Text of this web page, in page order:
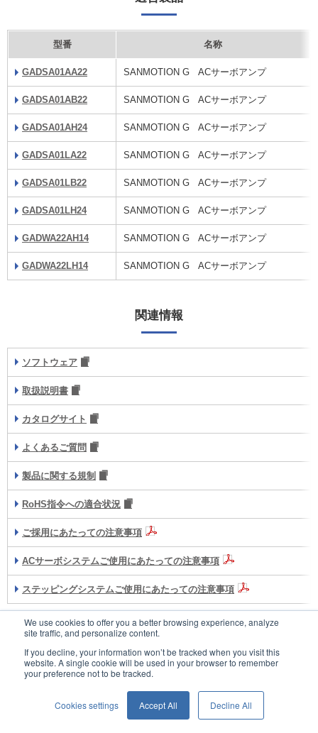
We use cookies to offer you a better browsing experience, analyze
site traffic, and personalize content.
If you decline, your information won’t be tracked when you visit this
website. A single cookie will be used in your browser to remember
your preference not to be tracked.
Cookies settings Accept All Decline All
型番 名称
GADSA01AA22 SANMOTION G ACサーボアンプ
GADSA01AB22 SANMOTION G ACサーボアンプ
GADSA01AH24 SANMOTION G ACサーボアンプ
GADSA01LA22 SANMOTION G ACサーボアンプ
GADSA01LB22 SANMOTION G ACサーボアンプ
GADSA01LH24 SANMOTION G ACサーボアンプ
GADWA22AH14 SANMOTION G ACサーボアンプ
GADWA22LH14 SANMOTION G ACサーボアンプ
関連情報
ソフトウェア
取扱説明書
カタログサイト
よくあるご質問
製品に関する規制
RoHS指令への適合状況
ご採用にあたっての注意事項
ACサーボシステムご使用にあたっての注意事項
ステッピングシステムご使用にあたっての注意事項
ウェブサイトポリシー
© SANYO DENKI CO., LTD.